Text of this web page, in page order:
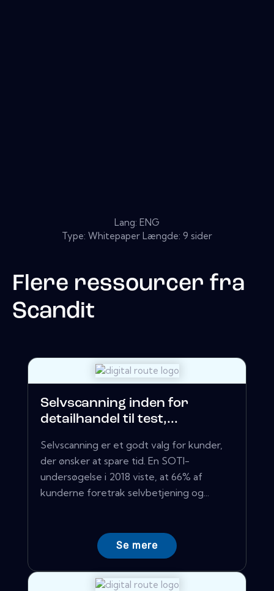
Lang: ENG
Type: Whitepaper Længde: 9 sider
Flere ressourcer fra
Scandit
Selvscanning inden for
detailhandel til test,...
Selvscanning er et godt valg for kunder,
der ønsker at spare tid. En SOTI-
undersøgelse i 2018 viste, at 66% af
kunderne foretrak selvbetjening og...
Se mere